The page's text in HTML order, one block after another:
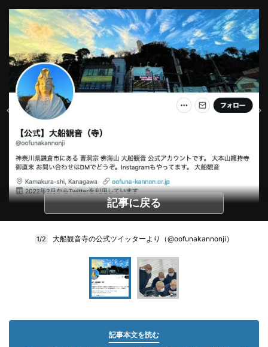
記事に戻る
1/2 大船観音寺の公式ツイッターより（@oofunakannonji）
記事本文を読む